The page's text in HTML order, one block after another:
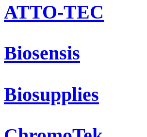
ATTO-TEC
Biosensis
Biosupplies